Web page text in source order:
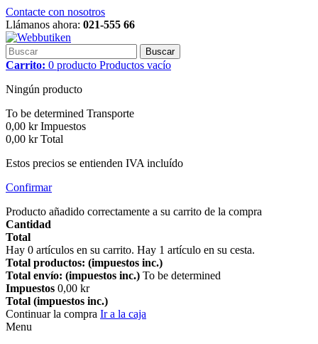
Contacte con nosotros
Llámanos ahora: 021-555 66
Buscar
Carrito: 0 producto Productos vacío
Ningún producto
To be determined Transporte
0,00 kr Impuestos
0,00 kr Total
Estos precios se entienden IVA incluído
Confirmar
Producto añadido correctamente a su carrito de la compra
Cantidad
Total
Hay 0 artículos en su carrito. Hay 1 artículo en su cesta.
Total productos: (impuestos inc.)
Total envío: (impuestos inc.) To be determined
Impuestos 0,00 kr
Total (impuestos inc.)
Continuar la compra Ir a la caja
Menu